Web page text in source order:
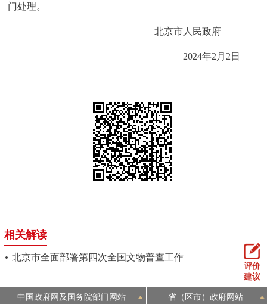
门处理。
北京市人民政府
2024年2月2日
相关解读
北京市全面部署第四次全国文物普查工作
评价
建议
中国政府网及国务院部门网站 省（区市）政府网站